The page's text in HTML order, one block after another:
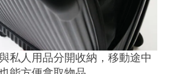
私人用品分開收納，移動途中